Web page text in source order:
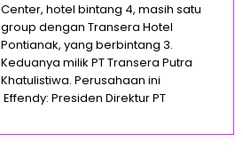
Center, hotel bintang 4, masih satu
group dengan Transera Hotel
Pontianak, yang berbintang 3.
Keduanya milik PT Transera Putra
Khatulistiwa. Perusahaan ini
Presiden Direktur PT